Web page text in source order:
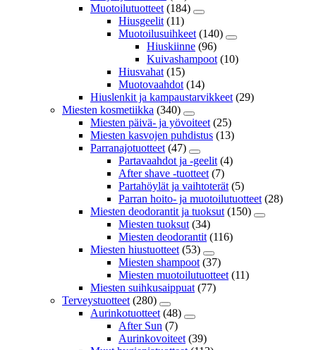
Muotoilutuotteet (184)
Hiusgeelit (11)
Muotoilusuihkeet (140)
Hiuskiinne (96)
Kuivashampoot (10)
Hiusvahat (15)
Muotovaahdot (14)
Hiuslenkit ja kampaustarvikkeet (29)
Miesten kosmetiikka (340)
Miesten päivä- ja yövoiteet (25)
Miesten kasvojen puhdistus (13)
Parranajotuotteet (47)
Partavaahdot ja -geelit (4)
After shave -tuotteet (7)
Partahöylät ja vaihtoterät (5)
Parran hoito- ja muotoilutuotteet (28)
Miesten deodorantit ja tuoksut (150)
Miesten tuoksut (34)
Miesten deodorantit (116)
Miesten hiustuotteet (53)
Miesten shampoot (37)
Miesten muotoilutuotteet (11)
Miesten suihkusaippuat (77)
Terveystuotteet (280)
Aurinkotuotteet (48)
After Sun (7)
Aurinkovoiteet (39)